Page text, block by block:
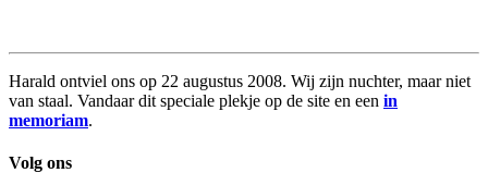
Harald ontviel ons op 22 augustus 2008. Wij zijn nuchter, maar niet
van staal. Vandaar dit speciale plekje op de site en een in
memoriam.
Volg ons